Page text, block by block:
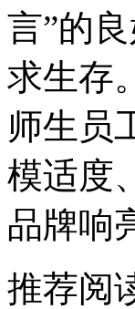
言”的
求生存
师生员
模适度
品牌响
推荐阅